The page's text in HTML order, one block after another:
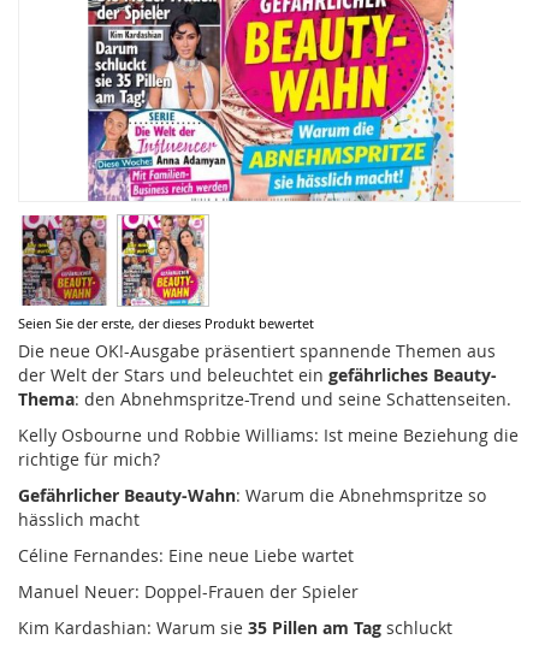
Seien Sie der erste, der dieses Produkt bewertet
Die neue OK!-Ausgabe präsentiert spannende Themen aus
der Welt der Stars und beleuchtet ein gefährliches Beauty-
Thema: den Abnehmspritze-Trend und seine Schattenseiten.
Kelly Osbourne und Robbie Williams: Ist meine Beziehung die
richtige für mich?
Gefährlicher Beauty-Wahn: Warum die Abnehmspritze so
hässlich macht
Céline Fernandes: Eine neue Liebe wartet
Manuel Neuer: Doppel-Frauen der Spieler
Kim Kardashian: Warum sie 35 Pillen am Tag schluckt
Zum
Anfang
der
Bildergalerie